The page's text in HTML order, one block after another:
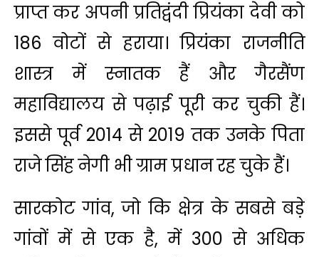
प्राप्त कर अपनी प्रतिद्वंदी प्रियंका देवी को
186 वोटों से हराया। प्रियंका राजनीति
शास्त्र में स्नातक हैं और गैरसैंण
महाविद्यालय से पढ़ाई पूरी कर चुकी हैं।
इससे पूर्व 2014 से 2019 तक उनके पिता
राजे सिंह नेगी भी ग्राम प्रधान रह चुके हैं।
सारकोट गांव, जो कि क्षेत्र के सबसे बड़े
गांवों में से एक है, में 300 से अधिक